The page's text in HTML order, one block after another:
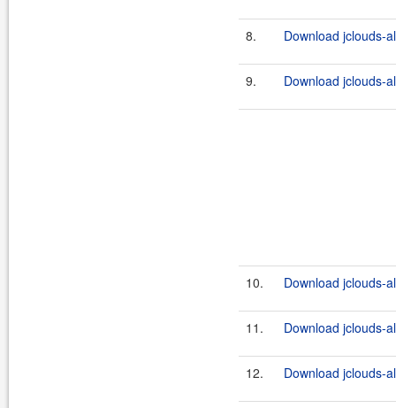
8. Download jclouds-
9. Download jclouds-
10. Download jclouds-
11. Download jclouds-
12. Download jclouds-